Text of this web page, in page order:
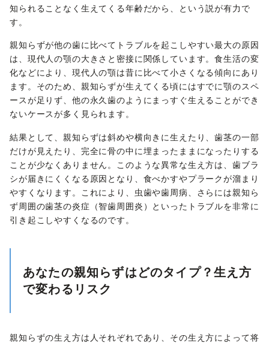
知られることなく生えてくる年齢だから、という説が有力で
す。
親知らずが他の歯に比べてトラブルを起こしやすい最大の原因
は、現代人の顎の大きさと密接に関係しています。食生活の変
化などにより、現代人の顎は昔に比べて小さくなる傾向にあり
ます。そのため、親知らずが生えてくる頃にはすでに顎のスペ
ースが足りず、他の永久歯のようにまっすぐ生えることができ
ないケースが多く見られます。
結果として、親知らずは斜めや横向きに生えたり、歯茎の一部
だけが見えたり、完全に骨の中に埋まったままになったりする
ことが少なくありません。このような異常な生え方は、歯ブラ
シが届きにくくなる原因となり、食べかすやプラークが溜まり
やすくなります。これにより、虫歯や歯周病、さらには親知ら
ず周囲の歯茎の炎症（智歯周囲炎）といったトラブルを非常に
引き起こしやすくなるのです。
あなたの親知らずはどのタイプ？生え方
で変わるリスク
親知らずの生え方は人それぞれであり、その生え方によって将